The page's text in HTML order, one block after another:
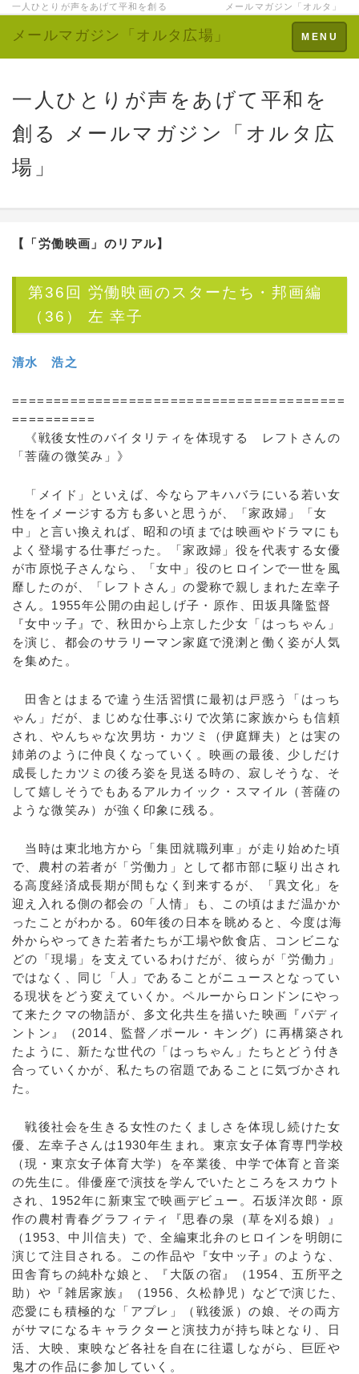
一人ひとりが声をあげて平和を創る メールマガジン「オルタ」
Toggle
navigation
MENU
メールマガジン「オルタ広場」
一人ひとりが声をあげて平和を
創る メールマガジン「オルタ広
場」
【「労働映画」のリアル】
第36回 労働映画のスターたち・邦画編
（36） 左 幸子
清水 浩之
========================================
==========
《戦後女性のバイタリティを体現する レフトさんの
「菩薩の微笑み」》
「メイド」といえば、今ならアキハバラにいる若い女
性をイメージする方も多いと思うが、「家政婦」「女
中」と言い換えれば、昭和の頃までは映画やドラマにも
よく登場する仕事だった。「家政婦」役を代表する女優
が市原悦子さんなら、「女中」役のヒロインで一世を風
靡したのが、「レフトさん」の愛称で親しまれた左幸子
さん。1955年公開の由起しげ子・原作、田坂具隆監督
『女中ッ子』で、秋田から上京した少女「はっちゃん」
を演じ、都会のサラリーマン家庭で溌溂と働く姿が人気
を集めた。
田舎とはまるで違う生活習慣に最初は戸惑う「はっち
ゃん」だが、まじめな仕事ぶりで次第に家族からも信頼
され、やんちゃな次男坊・カツミ（伊庭輝夫）とは実の
姉弟のように仲良くなっていく。映画の最後、少しだけ
成長したカツミの後ろ姿を見送る時の、寂しそうな、そ
して嬉しそうでもあるアルカイック・スマイル（菩薩の
ような微笑み）が強く印象に残る。
当時は東北地方から「集団就職列車」が走り始めた頃
で、農村の若者が「労働力」として都市部に駆り出され
る高度経済成長期が間もなく到来するが、「異文化」を
迎え入れる側の都会の「人情」も、この頃はまだ温かか
ったことがわかる。60年後の日本を眺めると、今度は海
外からやってきた若者たちが工場や飲食店、コンビニな
どの「現場」を支えているわけだが、彼らが「労働力」
ではなく、同じ「人」であることがニュースとなってい
る現状をどう変えていくか。ペルーからロンドンにやっ
て来たクマの物語が、多文化共生を描いた映画『パディ
ントン』（2014、監督／ポール・キング）に再構築され
たように、新たな世代の「はっちゃん」たちとどう付き
合っていくかが、私たちの宿題であることに気づかされ
た。
戦後社会を生きる女性のたくましさを体現し続けた女
優、左幸子さんは1930年生まれ。東京女子体育専門学校
（現・東京女子体育大学）を卒業後、中学で体育と音楽
の先生に。俳優座で演技を学んでいたところをスカウト
され、1952年に新東宝で映画デビュー。石坂洋次郎・原
作の農村青春グラフィティ『思春の泉（草を刈る娘）』
（1953、中川信夫）で、全編東北弁のヒロインを明朗に
演じて注目される。この作品や『女中ッ子』のような、
田舎育ちの純朴な娘と、『大阪の宿』（1954、五所平之
助）や『雑居家族』（1956、久松静児）などで演じた、
恋愛にも積極的な「アプレ」（戦後派）の娘、その両方
がサマになるキャラクターと演技力が持ち味となり、日
活、大映、東映など各社を自在に往還しながら、巨匠や
鬼才の作品に参加していく。